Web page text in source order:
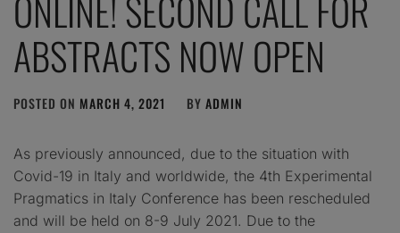
ABSTRACTS NOW OPEN
POSTED ON MARCH 4, 2021 BY ADMIN
As previously announced, due to the situation with
Covid-19 in Italy and worldwide, the 4th Experimental
Pragmatics in Italy Conference has been rescheduled
and will be held on 8-9 July 2021. Due to the